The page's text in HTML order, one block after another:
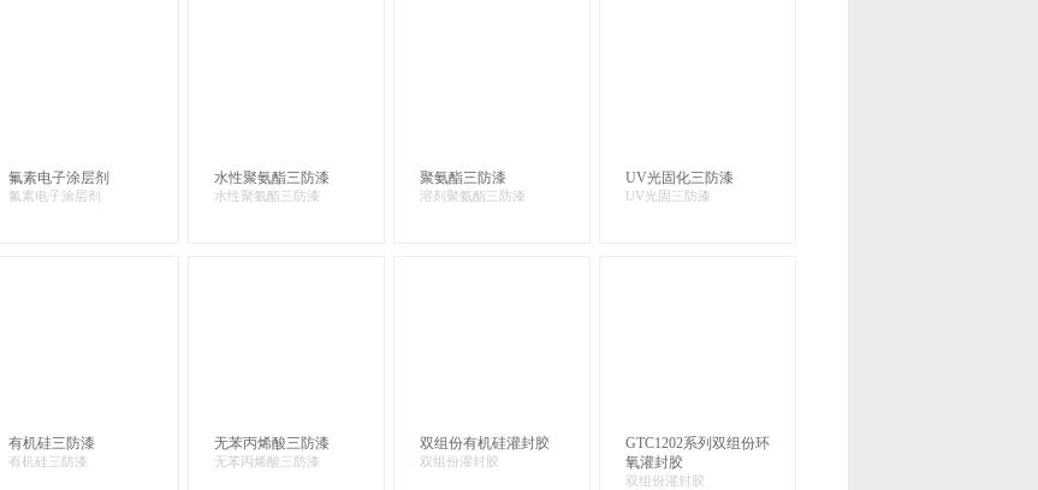
氟素电子涂层剂
氟素电子涂层剂
水性聚氨酯三防漆
水性聚氨酯三防漆
聚氨酯三防漆
溶剂聚氨酯三防漆
UV光固化三防漆
UV光固三防漆
有机硅三防漆
有机硅三防漆
无苯丙烯酸三防漆
无苯丙烯酸三防漆
双组份有机硅灌封胶
双组份灌封胶
GTC1202系列双组份环
氧灌封胶
双组份灌封胶